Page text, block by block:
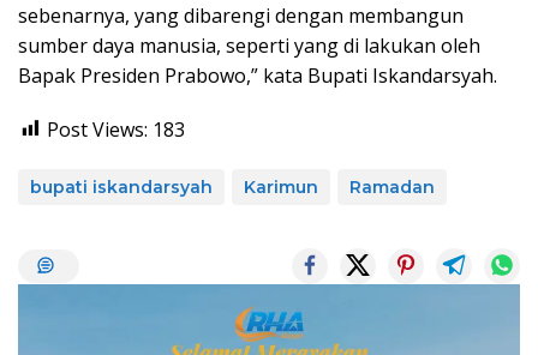
sebenarnya, yang dibarengi dengan membangun
sumber daya manusia, seperti yang di lakukan oleh
Bapak Presiden Prabowo,” kata Bupati Iskandarsyah.
Post Views: 183
bupati iskandarsyah Karimun Ramadan